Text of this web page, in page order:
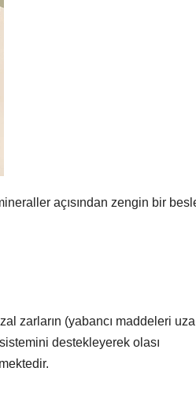
açısından zengin bir
zarların (yabancı maddeleri
destekleyerek olası